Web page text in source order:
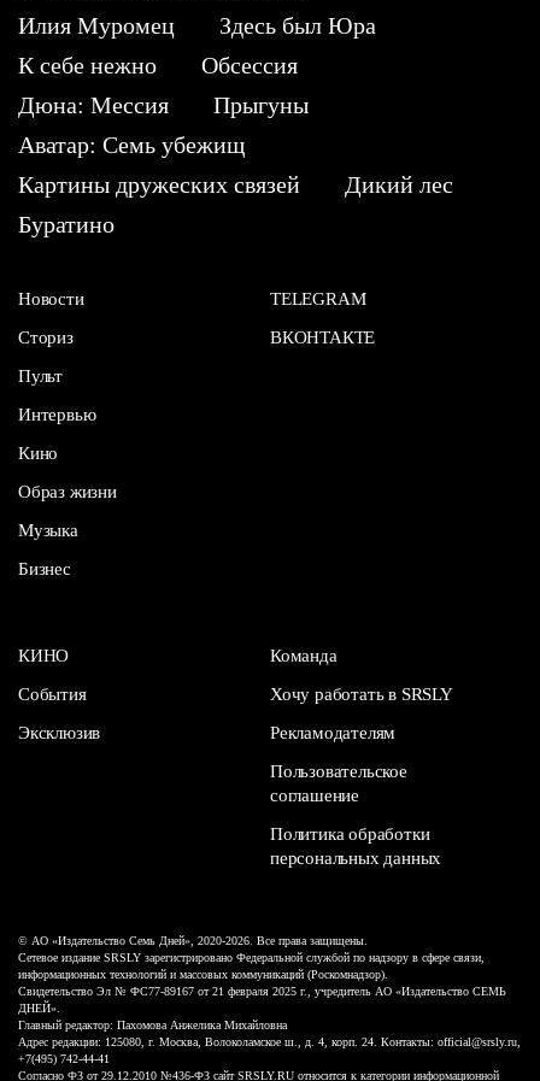
Илия Муромец
Здесь был Юра
К себе нежно
Обсессия
Дюна: Мессия
Прыгуны
Аватар: Семь убежищ
Картины дружеских связей
Дикий лес
Буратино
Новости
Сториз
Пульт
Интервью
Кино
Образ жизни
Музыка
Бизнес
TELEGRAM
ВКОНТАКТЕ
КИНО
События
Эксклюзив
Команда
Хочу работать в SRSLY
Рекламодателям
Пользовательское
соглашение
Политика обработки
персональных данных
© АО «Издательство Семь Дней», 2020-2026. Все права защищены.
Сетевое издание SRSLY зарегистрировано Федеральной службой по надзору в сфере связи,
информационных технологий и массовых коммуникаций (Роскомнадзор).
Свидетельство Эл № ФС77-89167 от 21 февраля 2025 г., учредитель АО «Издательство СЕМЬ
ДНЕЙ».
Главный редактор: Пахомова Анжелика Михайловна
Адрес редакции: 125080, г. Москва, Волоколамское ш., д. 4, корп. 24. Контакты: official@srsly.ru,
+7(495) 742-44-41
Согласно ФЗ от 29.12.2010 №436-ФЗ сайт SRSLY.RU относится к категории информационной